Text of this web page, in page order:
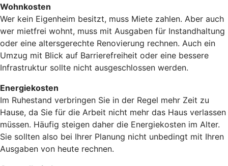
Wohnkosten
Wer kein Eigenheim besitzt, muss Miete zahlen. Aber auch
wer mietfrei wohnt, muss mit Ausgaben für Instandhaltung
oder eine altersgerechte Renovierung rechnen. Auch ein
Umzug mit Blick auf Barrierefreiheit oder eine bessere
Infrastruktur sollte nicht ausgeschlossen werden.
Energiekosten
Im Ruhestand verbringen Sie in der Regel mehr Zeit zu
Hause, da Sie für die Arbeit nicht mehr das Haus verlassen
müssen. Häufig steigen daher die Energiekosten im Alter.
Sie sollten also bei Ihrer Planung nicht unbedingt mit Ihren
Ausgaben von heute rechnen.